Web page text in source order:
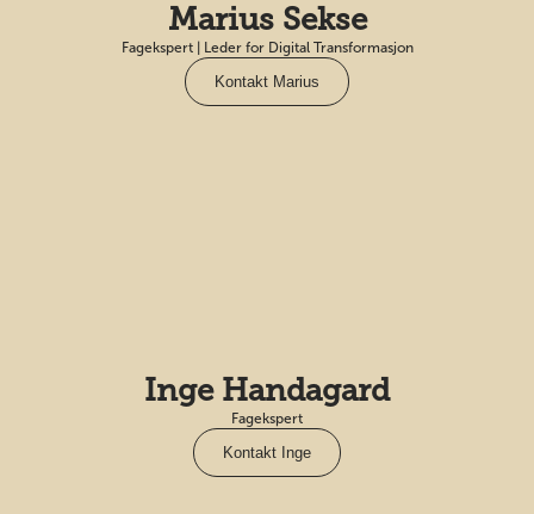
Marius Sekse
Fagekspert | Leder for Digital Transformasjon
Kontakt Marius
Inge Handagard
Fagekspert
Kontakt Inge